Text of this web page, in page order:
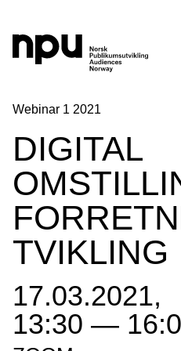
SØK
Webinar 1 2021
DIGITAL
TVIKLING
17.03.2021,
13:30 —